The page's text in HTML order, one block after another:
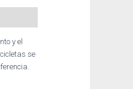
y el
se